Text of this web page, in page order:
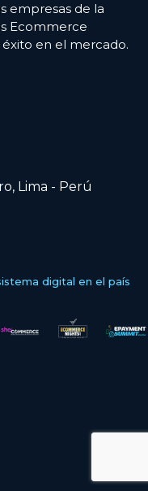
empresas de la
Ecommerce
en el mercado.
Lima - Perú
digital en el país